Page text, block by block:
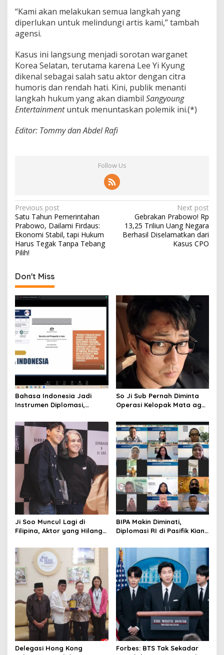
u
r
u
m
“Kami akan melakukan semua langkah yang
diperlukan untuk melindungi artis kami,” tambah
agensi.
Kasus ini langsung menjadi sorotan warganet
Korea Selatan, terutama karena Lee Yi Kyung
dikenal sebagai salah satu aktor dengan citra
humoris dan rendah hati. Kini, publik menanti
langkah hukum yang akan diambil Sangyoung
Entertainmentuntuk menuntaskan polemik ini.(*)
Editor: Tommy dan Abdel Rafi
Follow Us
P
o
s
t
a
v
i
g
a
t
i
o
n
Previous post
Satu Tahun Pemerintahan
Prabowo, Dailami Firdaus:
Ekonomi Stabil, tapi Hukum
Harus Tegak Tanpa Tebang
Pilih!
Next post
Gebrakan Prabowo! Rp
13,25 Triliun Uang Negara
Berhasil Diselamatkan dari
Kasus CPO
Don't Miss
Bahasa Indonesia Jadi
Instrumen Diplomasi,
Budaya di Australia hingga
So Ji Sub Pernah Diminta
Operasi Kelopak Mata agar
Jadi Ikonnya
Ji Soo Muncul Lagi di
Filipina, Aktor yang Hilang
Ribuan Fans
BIPA Makin Diminati,
Diplomasi RI di Pasifik Kian
Delegasi Hong Kong
Forbes: BTS Tak Sekadar